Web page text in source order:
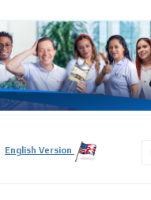
English Version
ADS-3A